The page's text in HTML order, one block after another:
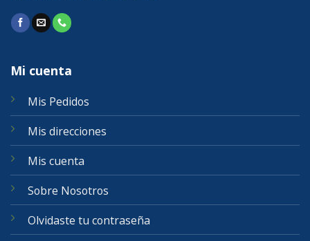
Mi cuenta
Mis Pedidos
Mis direcciones
Mis cuenta
Sobre Nosotros
Olvidaste tu contraseña